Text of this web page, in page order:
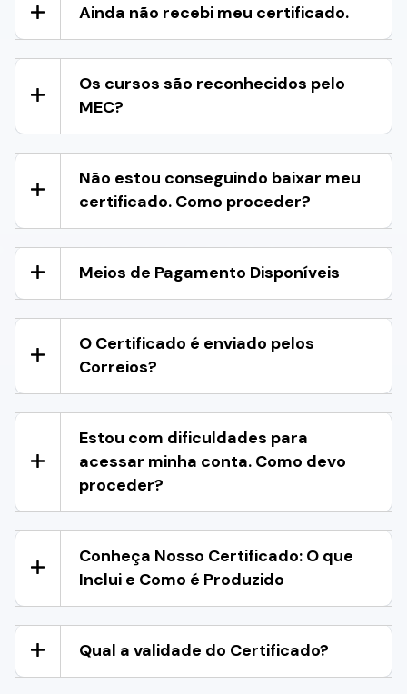
Ainda não recebi meu certificado.
Os cursos são reconhecidos pelo
MEC?
Não estou conseguindo baixar meu
certificado. Como proceder?
Meios de Pagamento Disponíveis
O Certificado é enviado pelos
Correios?
Estou com dificuldades para
acessar minha conta. Como devo
proceder?
Conheça Nosso Certificado: O que
Inclui e Como é Produzido
Qual a validade do Certificado?